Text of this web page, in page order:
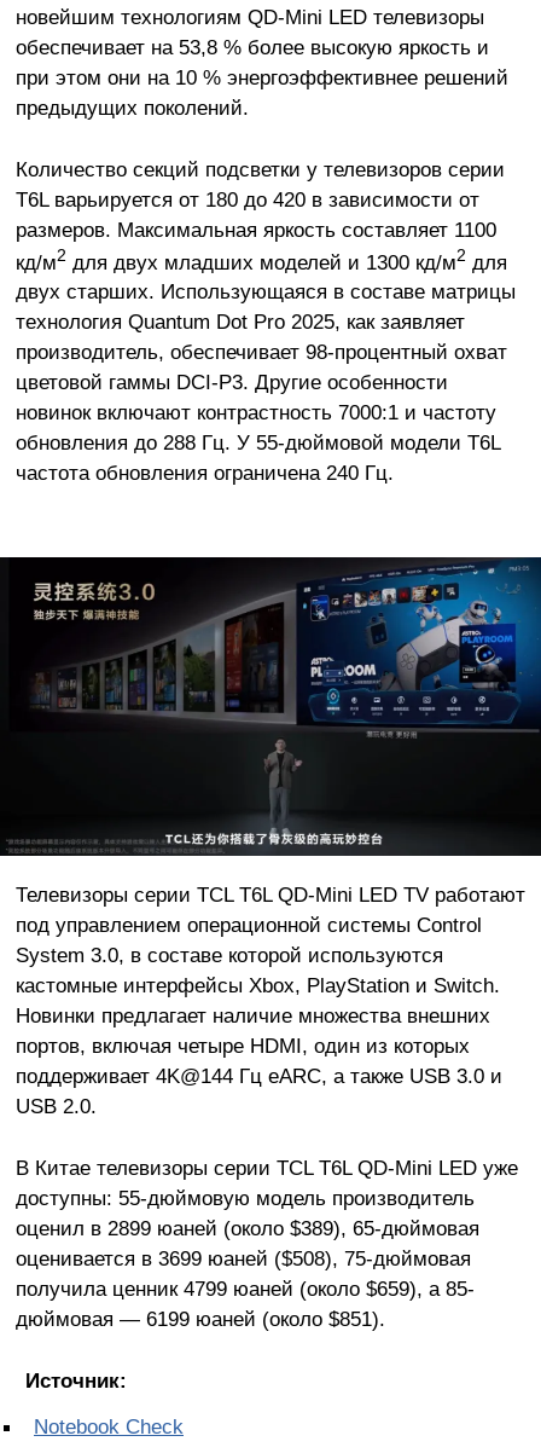
новейшим технологиям QD-Mini LED телевизоры
обеспечивает на 53,8 % более высокую яркость и
при этом они на 10 % энергоэффективнее решений
предыдущих поколений.
Количество секций подсветки у телевизоров серии
T6L варьируется от 180 до 420 в зависимости от
размеров. Максимальная яркость составляет 1100
кд/м2 для двух младших моделей и 1300 кд/м2 для
двух старших. Использующаяся в составе матрицы
технология Quantum Dot Pro 2025, как заявляет
производитель, обеспечивает 98-процентный охват
цветовой гаммы DCI-P3. Другие особенности
новинок включают контрастность 7000:1 и частоту
обновления до 288 Гц. У 55-дюймовой модели T6L
частота обновления ограничена 240 Гц.
Телевизоры серии TCL T6L QD-Mini LED TV работают
под управлением операционной системы Control
System 3.0, в составе которой используются
кастомные интерфейсы Xbox, PlayStation и Switch.
Новинки предлагает наличие множества внешних
портов, включая четыре HDMI, один из которых
поддерживает 4K@144 Гц eARC, а также USB 3.0 и
USB 2.0.
В Китае телевизоры серии TCL T6L QD-Mini LED уже
доступны: 55-дюймовую модель производитель
оценил в 2899 юаней (около $389), 65-дюймовая
оценивается в 3699 юаней ($508), 75-дюймовая
получила ценник 4799 юаней (около $659), а 85-
дюймовая — 6199 юаней (около $851).
Источник:
Notebook Check